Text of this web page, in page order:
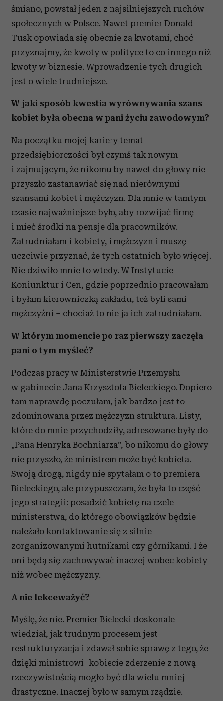
śmiano, powstał jeden z najsilniejszych ruchów
społecznych w Polsce. Nawet premier Donald
Tusk opowiada się obecnie za kwotami, choć
przyznajmy, że kwoty w polityce to co innego niż
kwoty w biznesie. Wprowadzenie tych drugich
jest o wiele trudniejsze.
W jaki sposób kwestia wyrównywania szans
kobiet była obecna w pani życiu zawodowym?
Na początku mojej kariery temat
przedsiębiorczości był czymś tak nowym
i zajmującym, że nikomu by nawet do głowy nie
przyszło zastanawiać się nad nierównymi
szansami kobiet i mężczyzn. Dla mnie w tamtym
czasie najważniejsze było, aby rozwijać firmę
i mieć środki na pensje dla pracowników.
Zatrudniałam i kobiety, i mężczyzn i muszę
uczciwie przyznać, że tych ostatnich było więcej.
Nie dziwiło mnie to wtedy. W Instytucie
Koniunktur i Cen, gdzie poprzednio pracowałam
i byłam kierowniczką zakładu, też byli sami
mężczyźni – chociaż to nie ja ich zatrudniałam.
W którym momencie po raz pierwszy zaczęła
pani o tym myśleć?
Podczas pracy w Ministerstwie Przemysłu
w gabinecie Jana Krzysztofa Bieleckiego. Dopiero
tam naprawdę poczułam, jak bardzo jest to
zdominowana przez mężczyzn struktura. Listy,
które do mnie przychodziły, adresowane były do
„Pana Henryka Bochniarza”, bo nikomu do głowy
nie przyszło, że ministrem może być kobieta.
Swoją drogą, nigdy nie spytałam o to premiera
Bieleckiego, ale przypuszczam, że była to część
jego strategii: posadzić kobietę na czele
ministerstwa, do którego obowiązków będzie
należało kontaktowanie się z silnie
zorganizowanymi hutnikami czy górnikami. I że
oni będą się zachowywać inaczej wobec kobiety
niż wobec mężczyzny.
A nie lekceważyć?
Myślę, że nie. Premier Bielecki doskonale
wiedział, jak trudnym procesem jest
restrukturyzacja i zdawał sobie sprawę z tego, że
dzięki ministrowi–kobiecie zderzenie z nową
rzeczywistością mogło być dla wielu mniej
drastyczne. Inaczej było w samym rządzie.